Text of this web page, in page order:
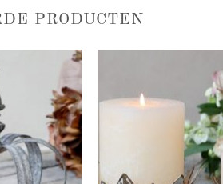
PRODUCTEN
Add to
wishlist